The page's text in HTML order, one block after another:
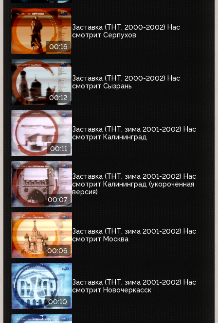
00:16
Заставка (ТНТ, 2000-2002) Нас
смотрит Серпухов
00:12
Заставка (ТНТ, 2000-2002) Нас
смотрит Сызрань
00:11
Заставка (ТНТ, зима 2001-2002) Нас
смотрит Калининград
00:07
Заставка (ТНТ, зима 2001-2002) Нас
смотрит Калининград (укороченная
версия)
00:06
Заставка (ТНТ, зима 2001-2002) Нас
смотрит Москва
00:10
Заставка (ТНТ, зима 2001-2002) Нас
смотрит Новочеркасск